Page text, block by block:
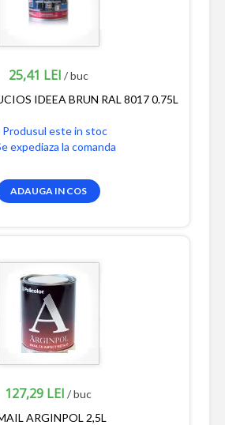
25,41 LEI / buc
IDEEA BRUN RAL 8017 0.75L
Produsul este in stoc
expediaza la comanda
ADAUGA IN COS
127,29 LEI / buc
ARGINPOL 2,5L